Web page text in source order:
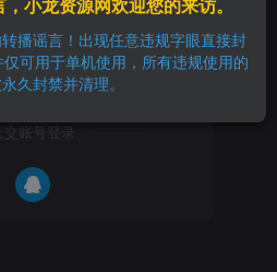
找回密码
登录
交账号登录
播谣言！出现任意违规字眼直接封
可用于单机使用，所有违规使用的
久封禁并清理。